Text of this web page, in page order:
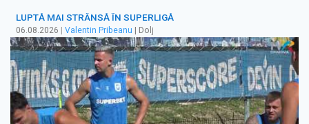
LUPTĂ MAI STRÂNSĂ ÎN SUPERLIGĂ
06.08.2026 Valentin Pribeanu | Dolj